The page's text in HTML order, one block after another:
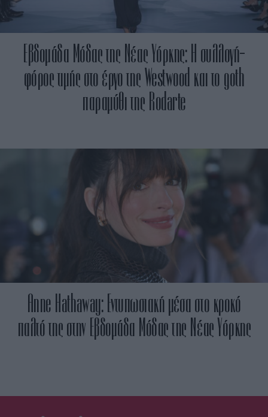
Εβδομάδα Μόδας της Νέας Υόρκης: Η συλλογή-
φόρος τιμής στο έργο της Westwood και το goth
παραμύθι της Rodarte
Anne Hathaway: Εντυπωσιακή μέσα στο κροκό
παλτό της στην Εβδομάδα Μόδας της Νέας Υόρκης